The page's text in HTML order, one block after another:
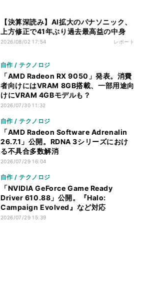
【決算深読み】AI拡大のパナソニック、
上方修正で41年ぶり過去最高益の中身
2026/08/02 17:54 レポート
自作 / テクノロジ
「AMD Radeon RX 9050」発表。消費
者向けにはVRAM 8GB搭載、一部用途向
けにVRAM 4GBモデルも？
2026/07/30 11:32
自作 / テクノロジ
「AMD Radeon Software Adrenalin
26.7.1」公開。RDNA 3シリーズにおけ
る不具合多数解消
2026/07/29 16:04
自作 / テクノロジ
「NVIDIA GeForce Game Ready
Driver 610.88」公開。『Halo:
Campaign Evolved』など対応
2026/07/29 15:39